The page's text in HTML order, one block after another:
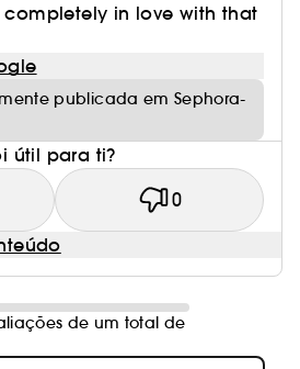
in love with that
publicada em Sephora-
útil para ti?
0
de um total de